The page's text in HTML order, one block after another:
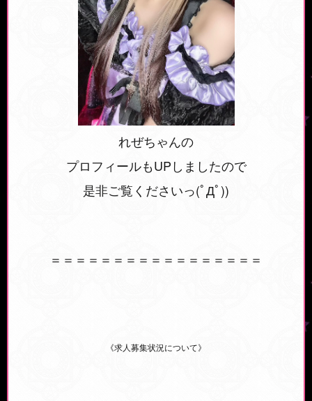
れぜちゃんの
プロフィールもUPしましたので
是非ご覧くださいっ(ﾟДﾟ))
＝＝＝＝＝＝＝＝＝＝＝＝＝＝＝＝＝
《求人募集状況について》